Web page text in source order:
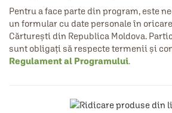
Pentru a face parte din program, este
un formular cu date personale în
Cărturești din Republica Moldova.
sunt obligați să respecte termenii și
Regulament al Programului.